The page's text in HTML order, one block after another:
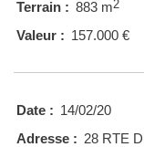
Terrain : 883 m2
Valeur : 157.000 €
Date : 14/02/20
Adresse : 28 RTE